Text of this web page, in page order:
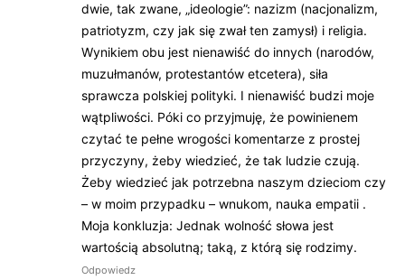
dwie, tak zwane, „ideologie”: nazizm (nacjonalizm,
patriotyzm, czy jak się zwał ten zamysł) i religia.
Wynikiem obu jest nienawiść do innych (narodów,
muzułmanów, protestantów etcetera), siła
sprawcza polskiej polityki. I nienawiść budzi moje
wątpliwości. Póki co przyjmuję, że powinienem
czytać te pełne wrogości komentarze z prostej
przyczyny, żeby wiedzieć, że tak ludzie czują.
Żeby wiedzieć jak potrzebna naszym dzieciom czy
– w moim przypadku – wnukom, nauka empatii .
Moja konkluzja: Jednak wolność słowa jest
wartością absolutną; taką, z którą się rodzimy.
Odpowiedz